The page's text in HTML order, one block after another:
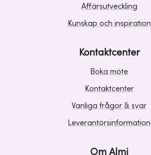
Affärsutveckling
Kunskap och inspiration
Kontaktcenter
Boka möte
Kontaktcenter
Vanliga frågor & svar
Leverantörsinformation
Om Almi